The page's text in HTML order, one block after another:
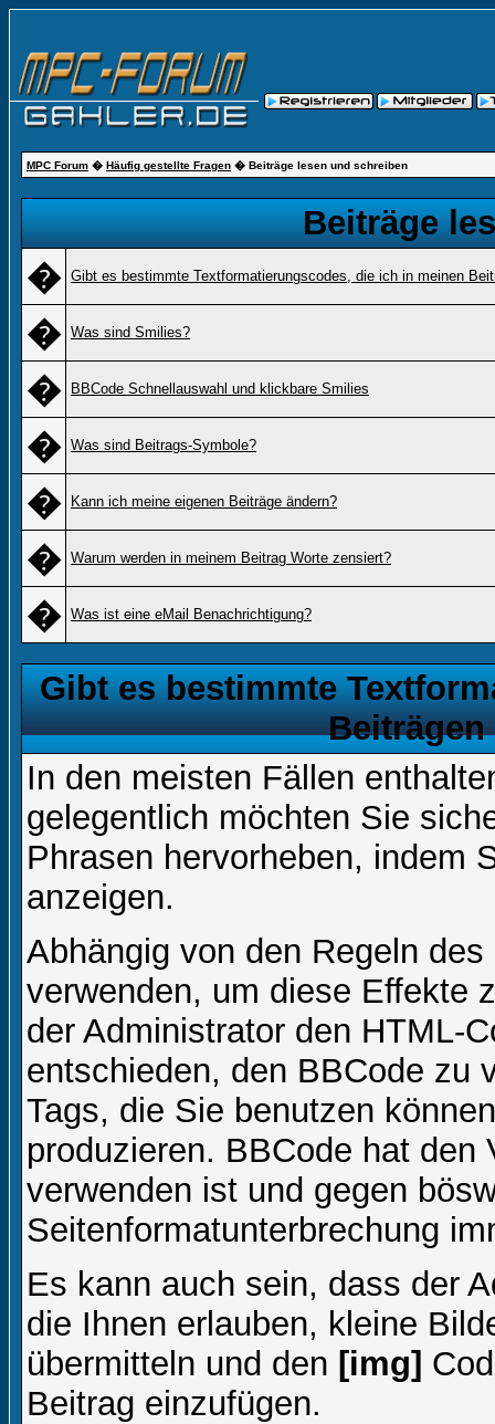
MPC Forum � Häufig gestellte Fragen � Beiträge lesen und schreiben
Beiträge
� Gibt es bestimmte Textformatierungscodes, die ich in meinen
� Was sind Smilies?
� BBCode Schnellauswahl und klickbare Smilies
� Was sind Beitrags-Symbole?
� Kann ich meine eigenen Beiträge ändern?
� Warum werden in meinem Beitrag Worte zensiert?
� Was ist eine eMail Benachrichtigung?
Gibt es bestimmte
Beiträgen
In den meisten Fällen
gelegentlich möchten Sie
Phrasen hervorheben, indem
anzeigen.
Abhängig von den Regeln
verwenden, um diese Effekte
der Administrator den HTML-
entschieden, den BBCode zu
Tags, die Sie benutzen
produzieren. BBCode hat
verwenden ist und gegen
Seitenformatunterbrechung
Es kann auch sein, dass der
die Ihnen erlauben, kleine
übermitteln und den [img]
Beitrag einzufügen.